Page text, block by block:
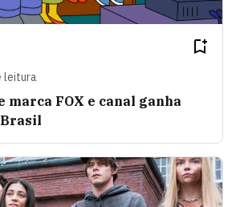
leitura
marca FOX e canal ganha